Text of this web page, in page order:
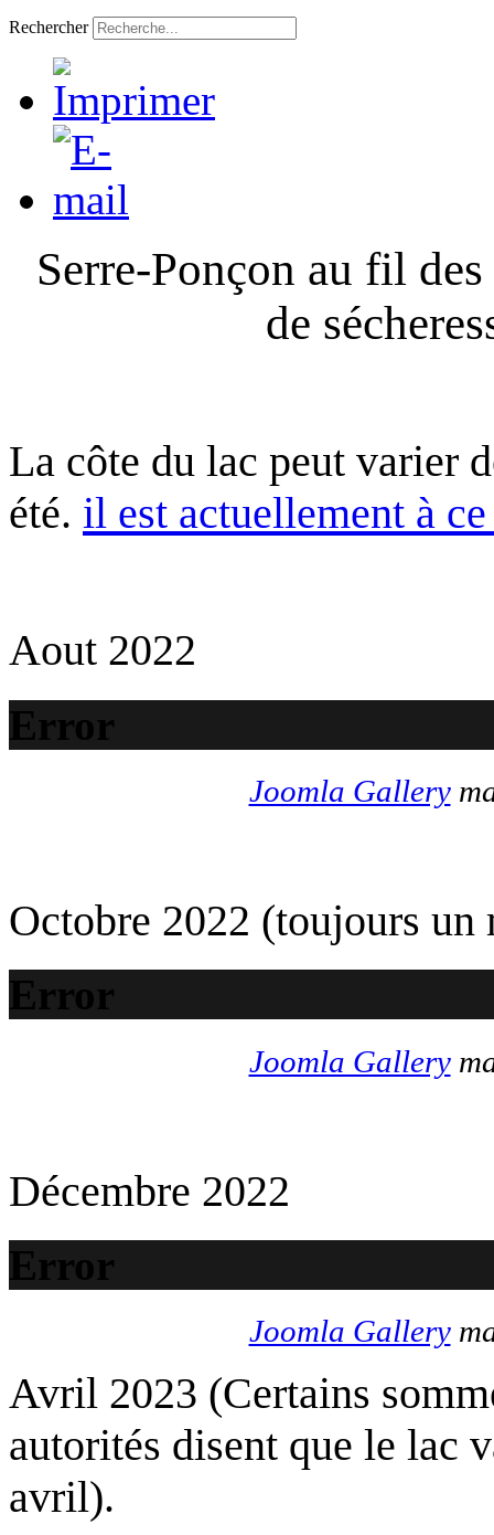
Rechercher
Serre-Ponçon au fil
de
La côte du lac peut varier
été. il est actuellement à
Aout 2022
Error
Joomla Gallery
Octobre 2022 (toujours un
Error
Joomla Gallery
Décembre 2022
Error
Joomla Gallery
Avril 2023 (Certains
autorités disent que le lac
avril).